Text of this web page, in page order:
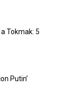
Tokmak: 5
Putin’